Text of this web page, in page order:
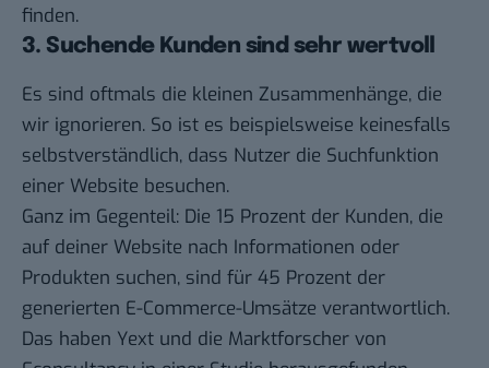
finden.
3. Suchende Kunden sind sehr wertvoll
Es sind oftmals die kleinen Zusammenhänge, die
wir ignorieren. So ist es beispielsweise keinesfalls
selbstverständlich, dass Nutzer die Suchfunktion
einer Website besuchen.
Ganz im Gegenteil: Die 15 Prozent der Kunden, die
auf deiner Website nach Informationen oder
Produkten suchen, sind für 45 Prozent der
generierten E-Commerce-Umsätze verantwortlich.
Das haben Yext und die Marktforscher von